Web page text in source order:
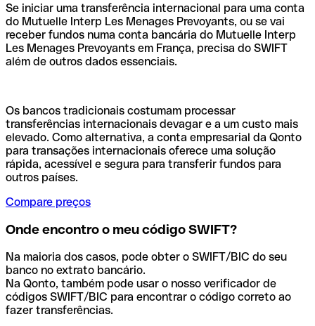
Se iniciar uma transferência internacional para uma conta
do Mutuelle Interp Les Menages Prevoyants, ou se vai
receber fundos numa conta bancária do Mutuelle Interp
Les Menages Prevoyants em França, precisa do SWIFT
além de outros dados essenciais.
Os bancos tradicionais costumam processar
transferências internacionais devagar e a um custo mais
elevado. Como alternativa, a conta empresarial da Qonto
para transações internacionais oferece uma solução
rápida, acessível e segura para transferir fundos para
outros países.
Compare preços
Onde encontro o meu código SWIFT?
Na maioria dos casos, pode obter o SWIFT/BIC do seu
banco no extrato bancário.
Na Qonto, também pode usar o nosso verificador de
códigos SWIFT/BIC para encontrar o código correto ao
fazer transferências.